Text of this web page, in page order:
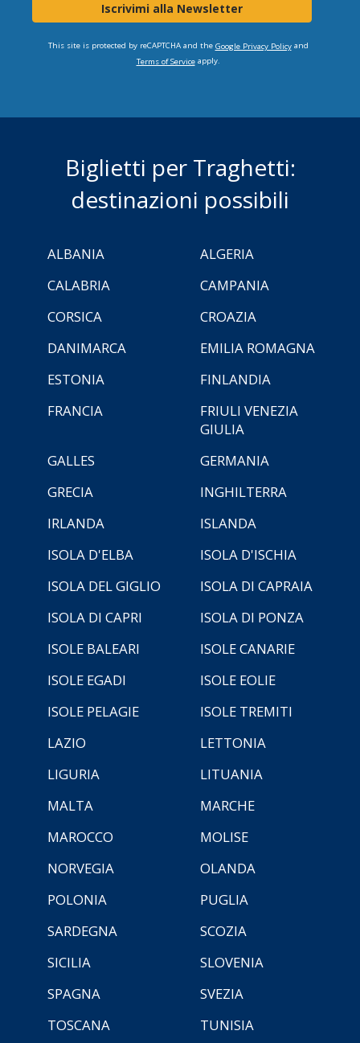
Iscrivimi alla Newsletter
This site is protected by reCAPTCHA and the Google Privacy Policyand
Terms of Serviceapply.
Biglietti per Traghetti:
destinazioni possibili
ALBANIA
ALGERIA
CALABRIA
CAMPANIA
CORSICA
CROAZIA
DANIMARCA
EMILIA ROMAGNA
ESTONIA
FINLANDIA
FRANCIA
FRIULI VENEZIA
GIULIA
GALLES
GERMANIA
GRECIA
INGHILTERRA
IRLANDA
ISLANDA
ISOLA D'ELBA
ISOLA D'ISCHIA
ISOLA DEL GIGLIO
ISOLA DI CAPRAIA
ISOLA DI CAPRI
ISOLA DI PONZA
ISOLE BALEARI
ISOLE CANARIE
ISOLE EGADI
ISOLE EOLIE
ISOLE PELAGIE
ISOLE TREMITI
LAZIO
LETTONIA
LIGURIA
LITUANIA
MALTA
MARCHE
MAROCCO
MOLISE
NORVEGIA
OLANDA
POLONIA
PUGLIA
SARDEGNA
SCOZIA
SICILIA
SLOVENIA
SPAGNA
SVEZIA
TOSCANA
TUNISIA